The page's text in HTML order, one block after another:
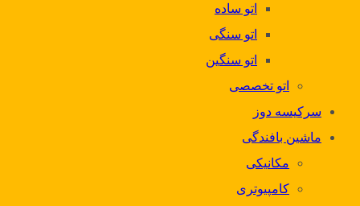
اتو ساده
اتو سنگی
اتو سنگین
اتو تخصصی
سرکیسه دوز
ماشین بافندگی
مکانیکی
کامپیوتری